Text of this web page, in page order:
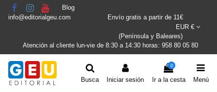
Blog
info@editorialgeu.com
Envío gratis a partir de 11€
EUR €
(Península y Baleares)
Atención al cliente lun-vie de 8:30 a 14:30 horas: 958 80 05 80
Busca Iniciar sesión
0
Ir a la cesta Menú